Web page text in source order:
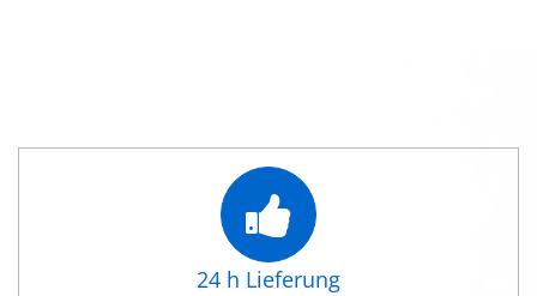
24 h Lieferung